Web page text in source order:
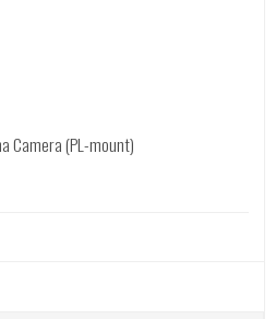
Camera (PL-mount)